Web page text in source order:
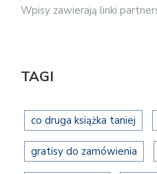
Wpisy zawierają linki
TAGI
co druga książka taniej
gratisy do zamówienia